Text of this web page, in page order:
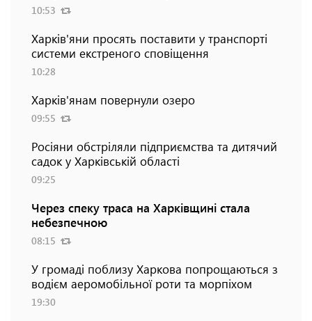
10:53
Харків'яни просять поставити у транспорті
системи екстреного сповіщення
10:28
Харків'янам повернули озеро
09:55
Росіяни обстріляли підприємства та дитячий
садок у Харківській області
09:25
Через спеку траса на Харківщині стала
небезпечною
08:15
У громаді поблизу Харкова попрощаються з
водієм аеромобільної роти та морпіхом
19:30